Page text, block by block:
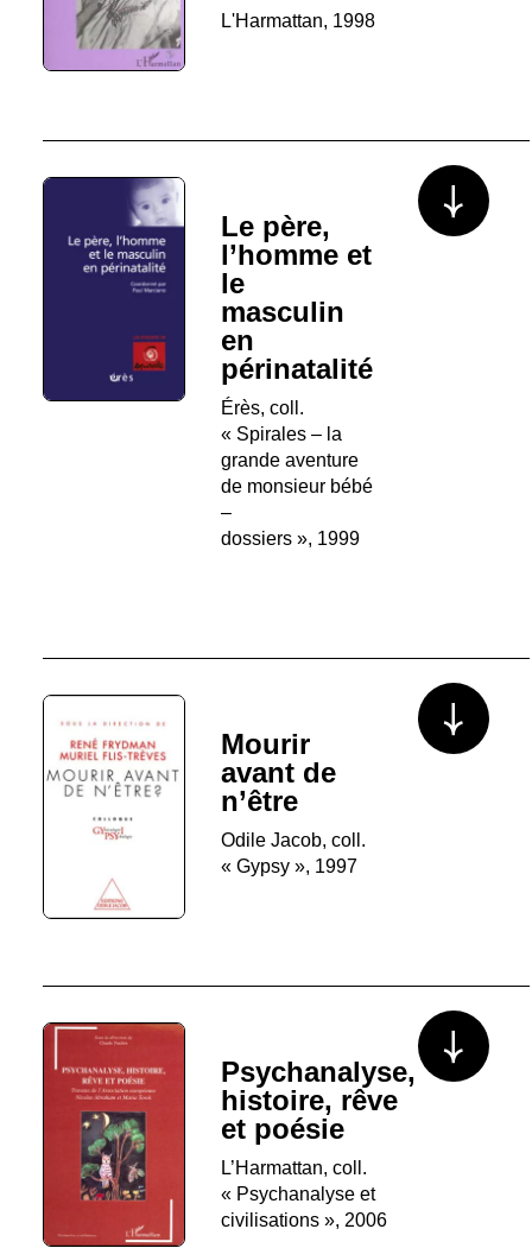
L'Harmattan, 1998
Le père,
l’homme et
le
masculin
en
périnatalité
Érès, coll.
« Spirales – la
grande aventure
de monsieur bébé
–
dossiers », 1999
Voir plus/
Mourir
avant de
n’être
Odile Jacob, coll.
« Gypsy », 1997
Voir plus/
Psychanalyse,
histoire, rêve
et poésie
L’Harmattan, coll.
« Psychanalyse et
civilisations », 2006
Voir plus/